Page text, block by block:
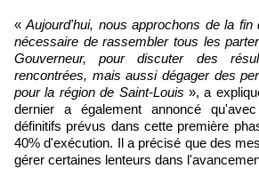
«Aujourd'hui, nous approchons de la fin
nécessaire de rassembler tous les
Gouverneur, pour discuter des
rencontrées, mais aussi dégager des
pour la région de Saint-Louis », a
dernier a également annoncé
définitifs prévus dans cette première
40% d'exécution. Il a précisé que des
gérer certaines lenteurs dans